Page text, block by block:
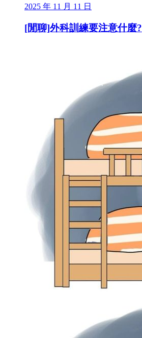
2025 年 11 月 11 日
[閒聊]外科訓練要注意什麼?